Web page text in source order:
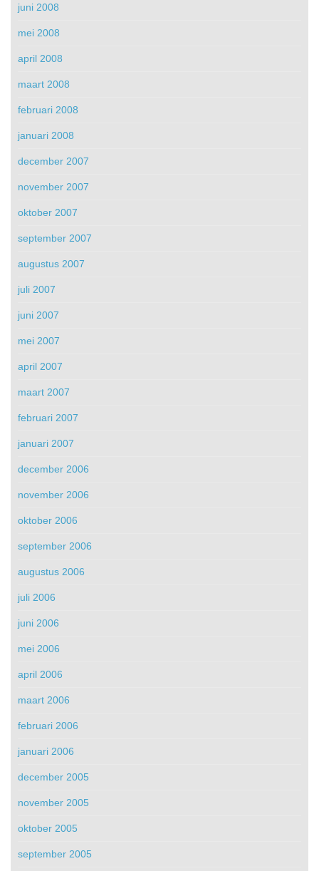
juni 2008
mei 2008
april 2008
maart 2008
februari 2008
januari 2008
december 2007
november 2007
oktober 2007
september 2007
augustus 2007
juli 2007
juni 2007
mei 2007
april 2007
maart 2007
februari 2007
januari 2007
december 2006
november 2006
oktober 2006
september 2006
augustus 2006
juli 2006
juni 2006
mei 2006
april 2006
maart 2006
februari 2006
januari 2006
december 2005
november 2005
oktober 2005
september 2005